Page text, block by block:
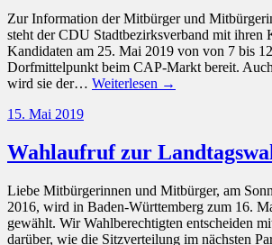
Zur Information der Mitbürger und
steht der CDU Stadtbezirksverband mit ihren
Kandidaten am 25. Mai 2019 von von 7 bis
Dorfmittelpunkt beim CAP-Markt bereit.
wird sie der… Weiterlesen →
15. Mai 2019
Wahlaufruf zur
Liebe Mitbürgerinnen und Mitbürger, am
2016, wird in Baden-Württemberg zum 16.
gewählt. Wir Wahlberechtigten entscheiden
darüber, wie die Sitzverteilung im nächsten